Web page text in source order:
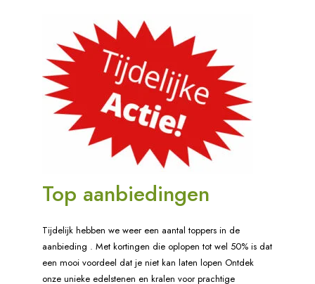
Top aanbiedingen
Tijdelijk hebben we weer een aantal toppers in de
aanbieding . Met kortingen die oplopen tot wel 50% is dat
een mooi voordeel dat je niet kan laten lopen Ontdek
onze unieke edelstenen en kralen voor prachtige